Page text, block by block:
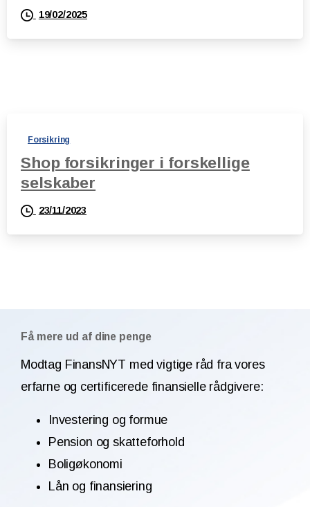
19/02/2025
Forsikring
Shop forsikringer i forskellige
selskaber
23/11/2023
Få mere ud af dine penge
Modtag FinansNYT med vigtige råd fra vores
erfarne og certificerede finansielle rådgivere:
Investering og formue
Pension og skatteforhold
Boligøkonomi
Lån og finansiering